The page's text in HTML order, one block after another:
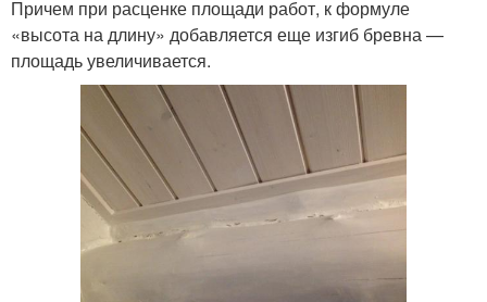
Причем при расценке площади работ, к формуле
«высота на длину» добавляется еще изгиб бревна —
площадь увеличивается.